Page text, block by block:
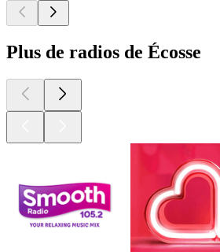
Plus de radios de Écosse